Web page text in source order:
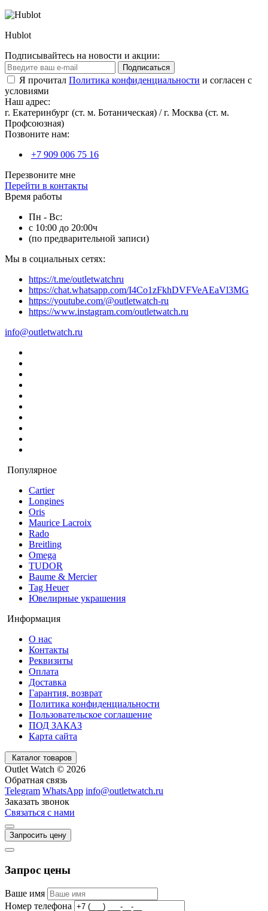
Hublot
Подписывайтесь на новости и акции:
Подписаться
Я прочитал Политика конфиденциальности и согласен с
условиями
Наш адрес:
г. Екатеринбург (ст. м. Ботаническая) / г. Москва (ст. м.
Профсоюзная)
Позвоните нам:
+7 909 006 75 16
Перезвоните мне
Перейти в контакты
Время работы
Пн - Вс:
с 10:00 до 20:00ч
(по предварительной записи)
Мы в социальных сетях:
https://t.me/outletwatchru
https://chat.whatsapp.com/I4Co1zFkhDVFVeAEaVl3MG
https://youtube.com/@outletwatch-ru
https://www.instagram.com/outletwatch.ru
info@outletwatch.ru
Популярное
Cartier
Longines
Oris
Maurice Lacroix
Rado
Breitling
Omega
TUDOR
Baume & Mercier
Tag Heuer
Ювелирные украшения
Информация
О нас
Контакты
Реквизиты
Оплата
Доставка
Гарантия, возврат
Политика конфиденциальности
Пользовательское соглашение
ПОД ЗАКАЗ
Карта сайта
Каталог товаров
Outlet Watch © 2026
Обратная связь
Telegram WhatsApp info@outletwatch.ru
Заказать звонок
Связаться с нами
Запросить цену
Запрос цены
Ваше имя
Номер телефона